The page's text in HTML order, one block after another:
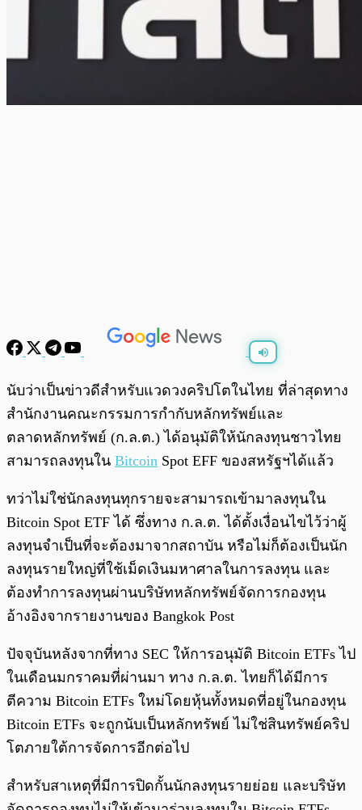
พร้อมเล่น 0:00 /
นับว่าเป็นข่าวดีสำหรับแวดวงคริปโตในไทย ที่ล่าสุดทาง
สำนักงานคณะกรรมการกำกับหลักทรัพย์และ
ตลาดหลักทรัพย์ (ก.ล.ต.) ได้อนุมัติให้นักลงทุนชาวไทย
สามารถลงทุนใน Bitcoin Spot EFF ของสหรัฐฯได้แล้ว
ทว่าไม่ใช่นักลงทุนทุกรายจะสามารถเข้ามาลงทุนใน
Bitcoin Spot ETF ได้ ซึ่งทาง ก.ล.ต. ได้ตั้งเงื่อนไขไว้ว่าผู้
ลงทุนจำเป็นที่จะต้องมาจากสถาบัน หรือไม่ก็ต้องเป็นนัก
ลงทุนรายใหญ่ที่ใช้เม็ดเงินมหาศาลในการลงทุน และ
ต้องทำการลงทุนผ่านบริษัทหลักทรัพย์จัดการกองทุน
อ้างอิงจากรายงานของ Bangkok Post
ปัจจุบันหลังจากที่ทาง SEC ให้การอนุมัติ Bitcoin ETFs ไป
ในเดือนมกราคมที่ผ่านมา ทาง ก.ล.ต. ไทยก็ได้มีการ
ตีความ Bitcoin ETFs ใหม่โดยหุ้นทั้งหมดที่อยู่ในกองทุน
Bitcoin ETFs จะถูกนับเป็นหลักทรัพย์ ไม่ใช่สินทรัพย์คริป
โตภายใต้การจัดการอีกต่อไป
สำหรับสาเหตุที่มีการปิดกั้นนักลงทุนรายย่อย และบริษัท